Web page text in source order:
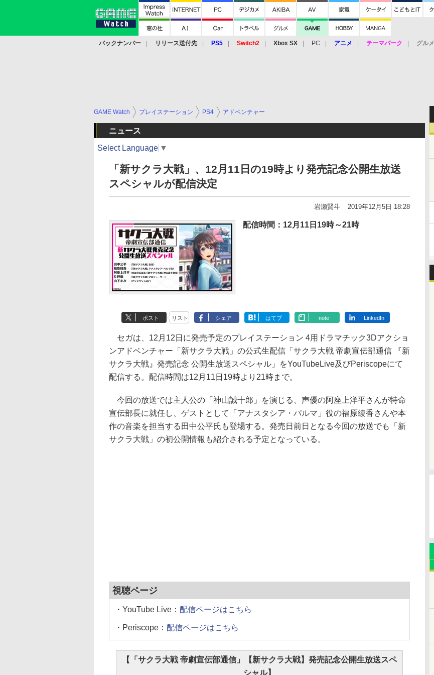
バックナンバー リリース送付先 PS5 Switch2 Xbox SX PC アニメ テーマパーク グルメ
GAME Watch プレイステーション PS4 アドベンチャー
ニュース
Select Language ▼
「新サクラ大戦」、12月11日の19時より発売記念公開生放送
スペシャルが配信決定
岩瀬賢斗 2019年12月5日 18:28
配信時間：12月11日19時～21時
ポスト リスト シェア はてブ note LinkedIn
セガは、12月12日に発売予定のプレイステーション 4用ドラマチック3Dアクショ
ンアドベンチャー「新サクラ大戦」の公式生配信「サクラ大戦 帝劇宣伝部通信 『新
サクラ大戦』発売記念 公開生放送スペシャル」をYouTubeLive及びPeriscopeにて
配信する。配信時間は12月11日19時より21時まで。
今回の放送では主人公の「神山誠十郎」を演じる、声優の阿座上洋平さんが特命
宣伝部長に就任し、ゲストとして「アナスタシア・パルマ」役の福原綾香さんや本
作の音楽を担当する田中公平氏も登場する。発売日前日となる今回の放送でも「新
サクラ大戦」の初公開情報も紹介される予定となっている。
視聴ページ
・YouTube Live： 配信ページはこちら
・Periscope： 配信ページはこちら
【「サクラ大戦 帝劇宣伝部通信」【新サクラ大戦】発売記念公開生放送スペ
シャル】